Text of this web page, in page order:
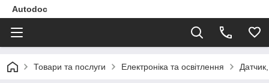
Autodoc
Товари та послуги Електроніка та освітлення